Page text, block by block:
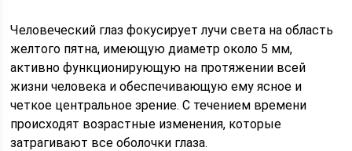
Человеческий глаз фокусирует лучи света на область
желтого пятна, имеющую диаметр около 5 мм,
активно функционирующую на протяжении всей
жизни человека и обеспечивающую ему ясное и
четкое центральное зрение. С течением времени
происходят возрастные изменения, которые
затрагивают все оболочки глаза.